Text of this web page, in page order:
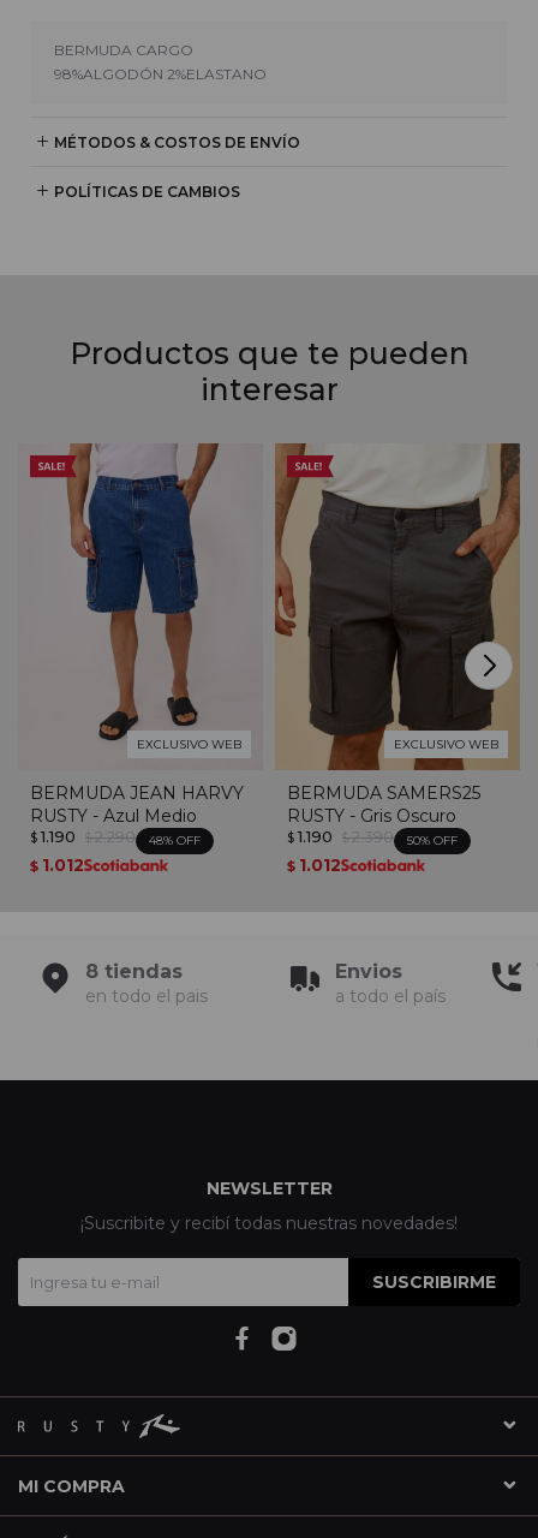
BERMUDA CARGO
98%ALGODÓN 2%ELASTANO
MÉTODOS & COSTOS DE ENVÍO
POLÍTICAS DE CAMBIOS
Productos que te pueden
interesar
EXCLUSIVO WEB
BERMUDA JEAN HARVY
RUSTY - Azul Medio
$ 1.190 $ 2.290 48
$ 1.012
EXCLUSIVO WEB
BERMUDA SAMERS25
RUSTY - Gris Oscuro
$ 1.190 $ 2.390 50
$ 1.012
8 tiendas
en todo el pais
Envios
a todo el país
MI COMPRA
NEWSLETTER
¡Suscribite y recibí todas nuestras novedades!
SUSCRIBIRME